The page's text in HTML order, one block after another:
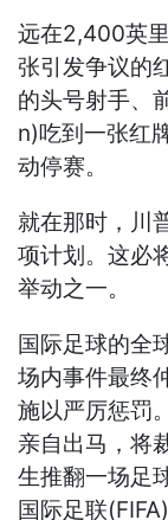
远在2,400英
张引发争议的
的头号射手、
n)吃到一张红
动停赛。
就在那时，川
项计划。这必
举动之一。
国际足球的全
场内事件最终
施以严厉惩罚
亲自出马，将
生推翻一场足
国际足联